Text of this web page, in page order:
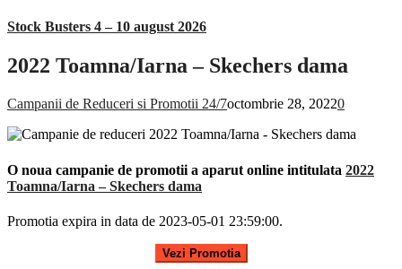
Stock Busters 4 – 10 august 2026
2022 Toamna/Iarna – Skechers dama
Campanii de Reduceri si Promotii 24/7octombrie 28, 20220
O noua campanie de promotii a aparut online intitulata 2022
Toamna/Iarna – Skechers dama
Promotia expira in data de 2023-05-01 23:59:00.
Vezi Promotia